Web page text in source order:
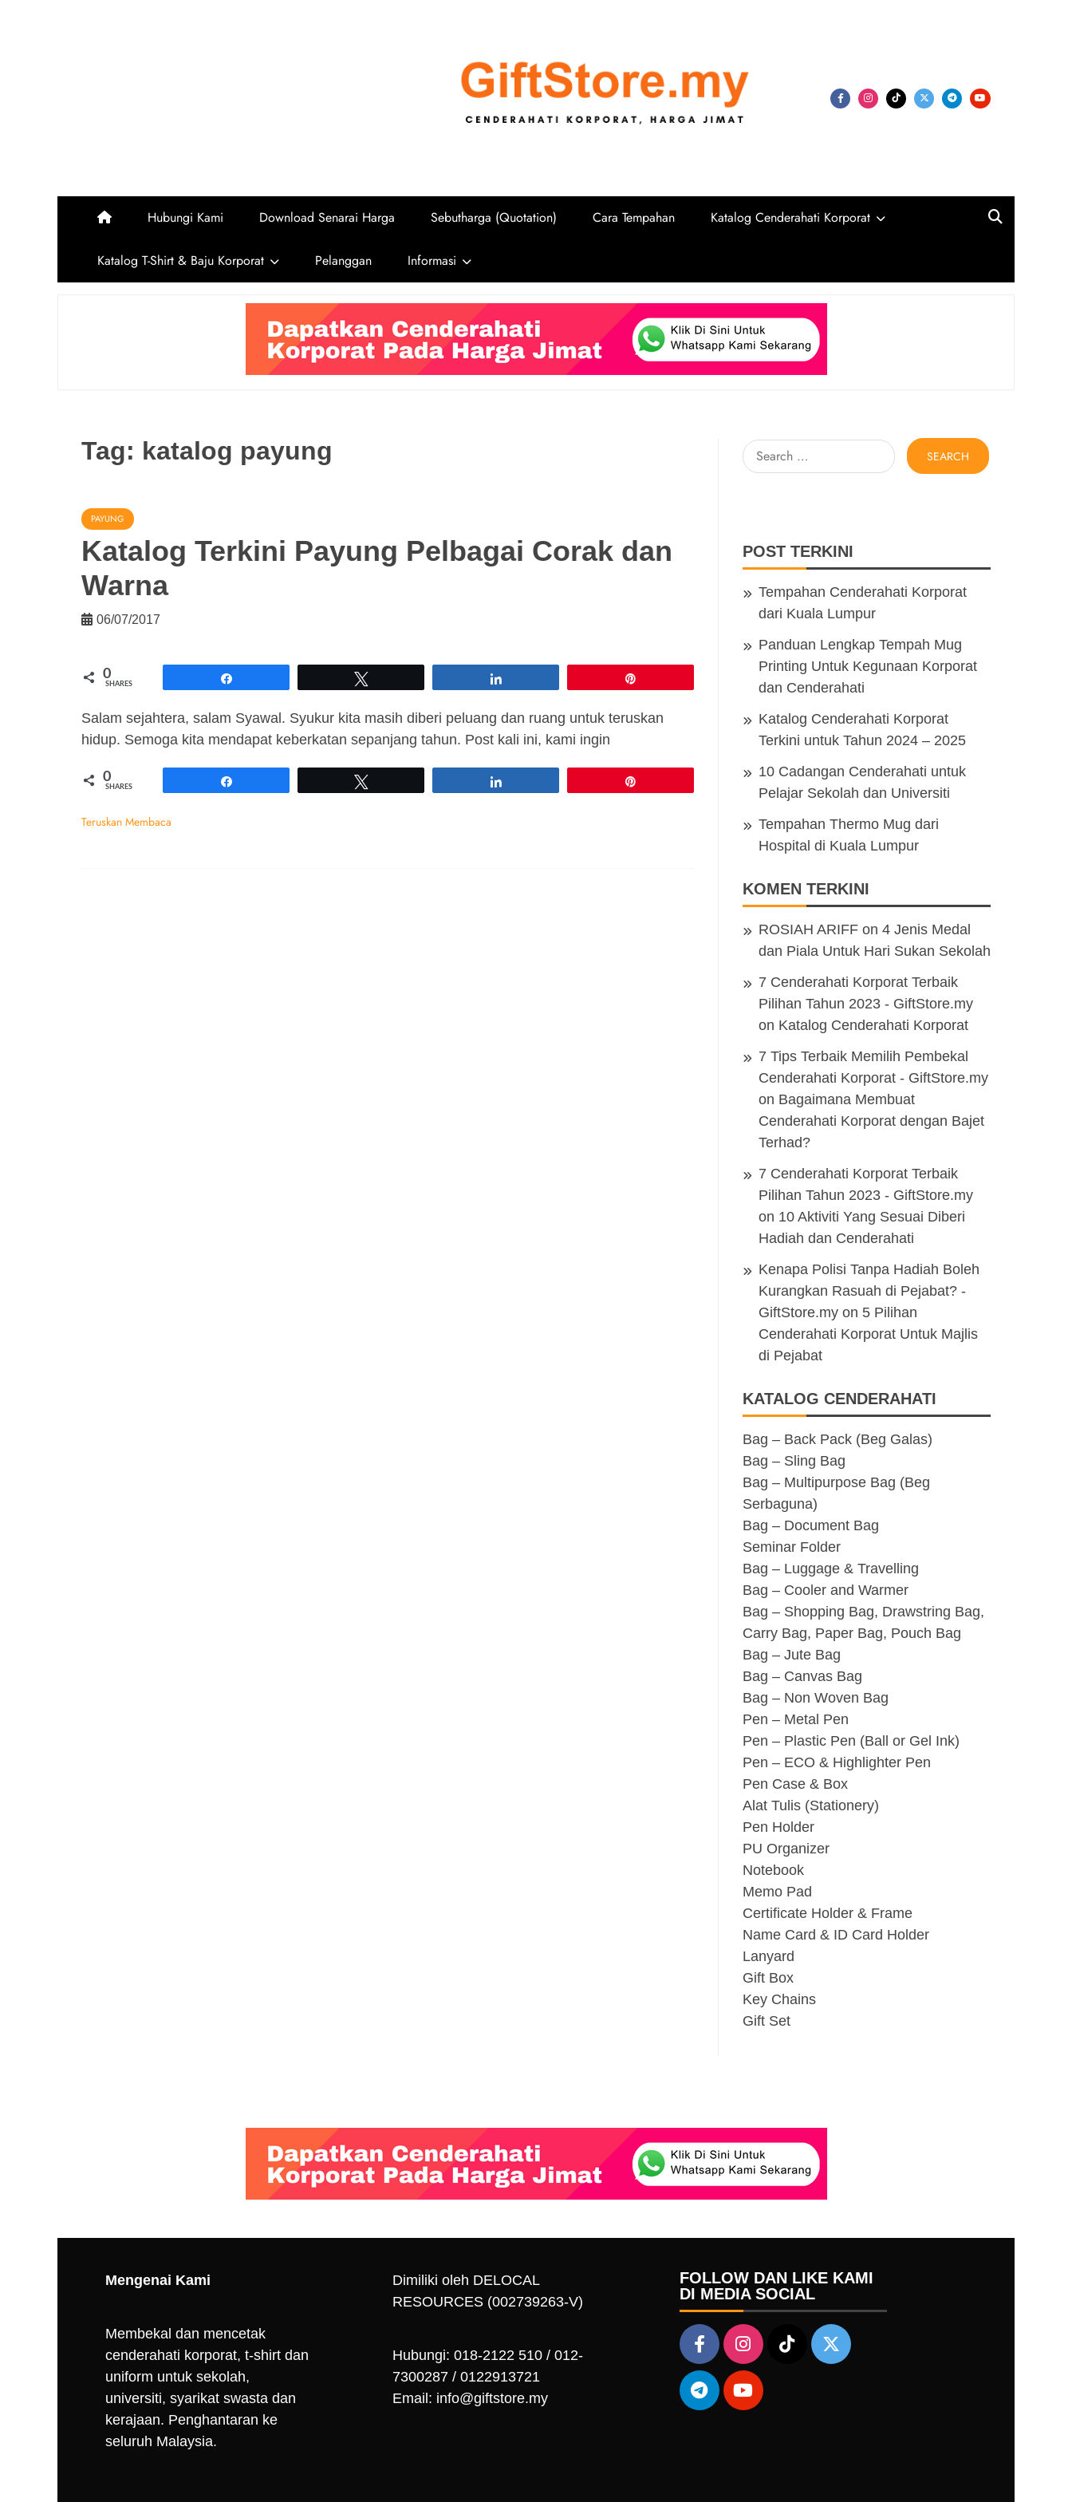
Hubungi Kami Download Senarai Harga Sebutharga (Quotation) Cara Tempahan Katalog Cenderahati Korporat
Katalog T-Shirt & Baju Korporat Pelanggan Informasi
Tag: katalog payung
PAYUNG
Katalog Terkini Payung Pelbagai Corak dan
Warna
06/07/2017
0
SHARES
Salam sejahtera, salam Syawal. Syukur kita masih diberi peluang dan ruang untuk teruskan
hidup. Semoga kita mendapat keberkatan sepanjang tahun. Post kali ini, kami ingin
0
SHARES
Teruskan Membaca
Search
for:
POST TERKINI
Tempahan Cenderahati Korporat
dari Kuala Lumpur
Panduan Lengkap Tempah Mug
Printing Untuk Kegunaan Korporat
dan Cenderahati
Katalog Cenderahati Korporat
Terkini untuk Tahun 2024 – 2025
10 Cadangan Cenderahati untuk
Pelajar Sekolah dan Universiti
Tempahan Thermo Mug dari
Hospital di Kuala Lumpur
KOMEN TERKINI
ROSIAH ARIFF on 4 Jenis Medal
dan Piala Untuk Hari Sukan Sekolah
7 Cenderahati Korporat Terbaik
Pilihan Tahun 2023 - GiftStore.my
on Katalog Cenderahati Korporat
7 Tips Terbaik Memilih Pembekal
Cenderahati Korporat - GiftStore.my
on Bagaimana Membuat
Cenderahati Korporat dengan Bajet
Terhad?
7 Cenderahati Korporat Terbaik
Pilihan Tahun 2023 - GiftStore.my
on 10 Aktiviti Yang Sesuai Diberi
Hadiah dan Cenderahati
Kenapa Polisi Tanpa Hadiah Boleh
Kurangkan Rasuah di Pejabat? -
GiftStore.my on 5 Pilihan
Cenderahati Korporat Untuk Majlis
di Pejabat
KATALOG CENDERAHATI
Bag – Back Pack (Beg Galas)
Bag – Sling Bag
Bag – Multipurpose Bag (Beg
Serbaguna)
Bag – Document Bag
Seminar Folder
Bag – Luggage & Travelling
Bag – Cooler and Warmer
Bag – Shopping Bag, Drawstring Bag,
Carry Bag, Paper Bag, Pouch Bag
Bag – Jute Bag
Bag – Canvas Bag
Bag – Non Woven Bag
Pen – Metal Pen
Pen – Plastic Pen (Ball or Gel Ink)
Pen – ECO & Highlighter Pen
Pen Case & Box
Alat Tulis (Stationery)
Pen Holder
PU Organizer
Notebook
Memo Pad
Certificate Holder & Frame
Name Card & ID Card Holder
Lanyard
Gift Box
Key Chains
Gift Set
Mengenai Kami
Membekal dan mencetak
cenderahati korporat, t-shirt dan
uniform untuk sekolah,
universiti, syarikat swasta dan
kerajaan. Penghantaran ke
seluruh Malaysia.
Dimiliki oleh DELOCAL
RESOURCES (002739263-V)
Hubungi: 018-2122 510 / 012-
7300287 / 0122913721
Email: info@giftstore.my
FOLLOW DAN LIKE KAMI
DI MEDIA SOCIAL